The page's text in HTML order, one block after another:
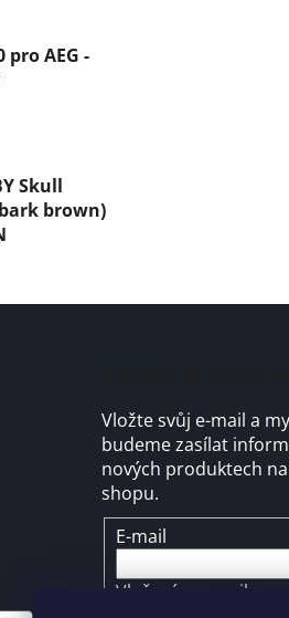
pro AEG -
Skull
brown)
Vložte svůj e-mail a
budeme zasílat
nových produktech
shopu.
E-mail
Vložením e-mailu